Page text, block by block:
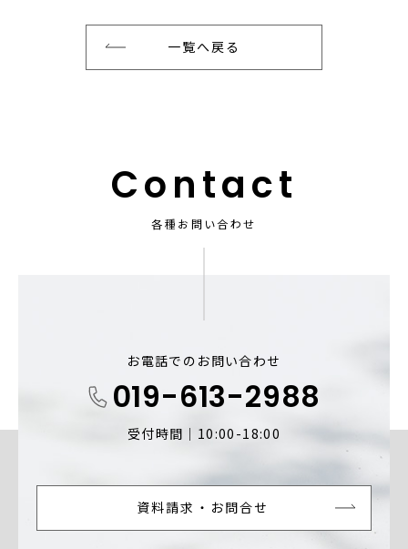
一覧へ戻る
Contact
各種お問い合わせ
お電話でのお問い合わせ
019-613-2988
受付時間｜10:00-18:00
資料請求・お問合せ